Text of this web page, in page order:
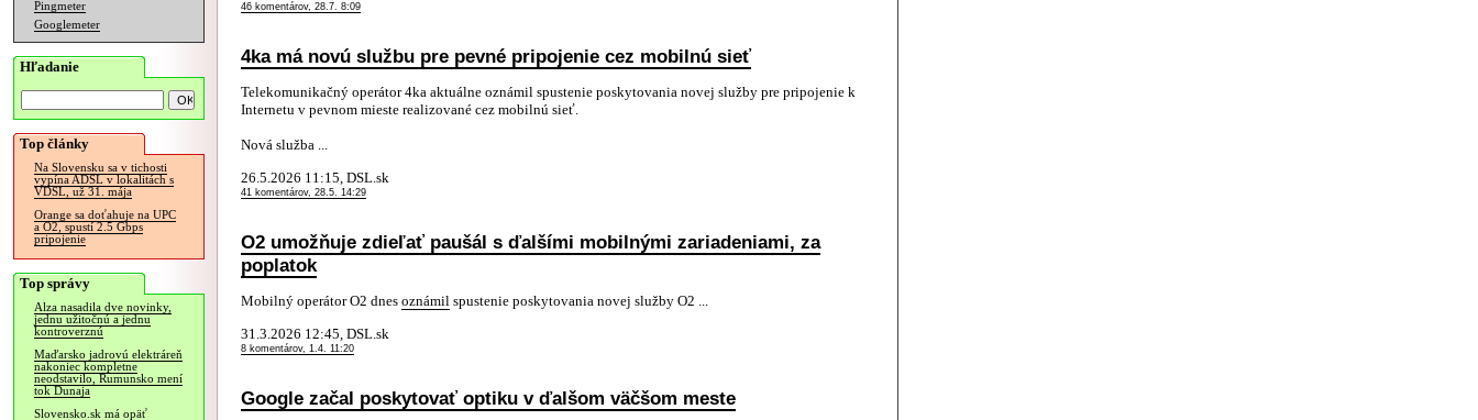
Pingmeter
Googlemeter
Hľadanie
Top články
Na Slovensku sa v tichosti
vypína ADSL v lokalitách s
VDSL, už 31. mája
Orange sa doťahuje na UPC
a O2, spustí 2.5 Gbps
pripojenie
Top správy
Alza nasadila dve novinky,
jednu užitočnú a jednu
kontroverznú
Maďarsko jadrovú elektráreň
nakoniec kompletne
neodstavilo, Rumunsko mení
tok Dunaja
Slovensko.sk má opäť
46 komentárov, 28.7. 8:09
4ka má novú službu pre pevné pripojenie cez mobilnú sieť
Telekomunikačný operátor 4ka aktuálne oznámil spustenie poskytovania novej služby pre pripojenie k
Internetu v pevnom mieste realizované cez mobilnú sieť.
Nová služba ...
26.5.2026 11:15, DSL.sk
41 komentárov, 28.5. 14:29
O2 umožňuje zdieľať paušál s ďalšími mobilnými zariadeniami, za
poplatok
Mobilný operátor O2 dnes oznámil spustenie poskytovania novej služby O2 ...
31.3.2026 12:45, DSL.sk
8 komentárov, 1.4. 11:20
Google začal poskytovať optiku v ďalšom väčšom meste